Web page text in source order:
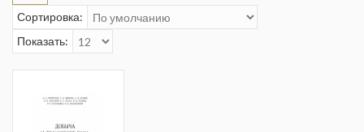
Сортировка:
Показать: